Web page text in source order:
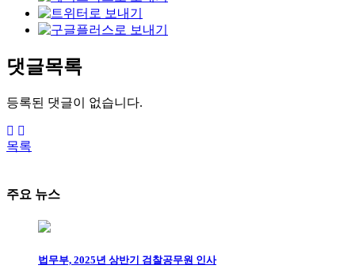
댓글목록
등록된 댓글이 없습니다.
목록
주요 뉴스
법무부, 2025년 상반기 검찰공무원 인사